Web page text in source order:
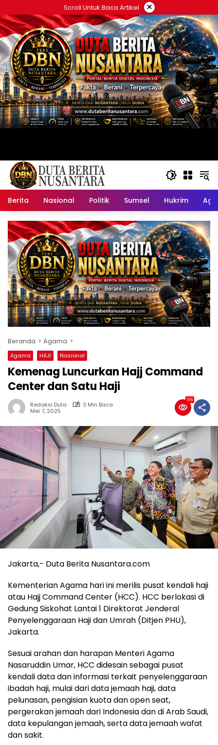
ke
konten
Scroll Untuk Baca Artikel ×
Berita Nasional Politik Sumsel Hukrim
Beranda Agama
Agama HAJI Nasional
Kemenag Luncurkan Hajj Command
Center dan Satu Haji
Redaksi Duta
3 Min Baca
Mei 7, 2025
116
Jakarta,- Duta Berita Nusantara.com
Kementerian Agama hari ini merilis pusat kendali haji
atau Hajj Command Center (HCC). HCC berlokasi di
Gedung Siskohat Lantai 1 Direktorat Jenderal
Penyelenggaraan Haji dan Umrah (Ditjen PHU),
Jakarta.
Sesuai arahan dan harapan Menteri Agama
Nasaruddin Umar, HCC didesain sebagai pusat
kendali data dan informasi terkait penyelenggaraan
ibadah haji, mulai dari data jemaah haji, data
pelunasan, pengisian kuota dan open seat,
pergerakan jemaah dari Indonesia dan di Arab Saudi,
data kepulangan jemaah, serta data jemaah wafat
dan sakit.